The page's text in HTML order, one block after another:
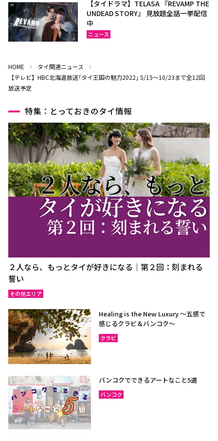
【タイドラマ】TELASA 『REVAMP THE
UNDEAD STORY』 見放題全話一挙配信
中
ニュース
HOME
タイ関連ニュース
【テレビ】HBC北海道放送｢タイ王国の魅力2022｣ 5/15～10/23まで全12回
放送予定
特集：とっておきのタイ情報
２人なら、もっとタイが好きになる｜第２回：刻まれる
誓い
その他エリア
Healing is the New Luxury ～五感で
感じるクラビ＆バンコク～
クラビ
バンコクでできるアートなこと5選
バンコク